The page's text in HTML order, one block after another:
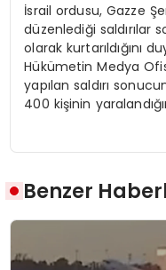
İsrail ordusu, Gazze
düzenlediği saldırılar
olarak kurtarıldığını
Hükümetin Medya
yapılan saldırı
400 kişinin
Benzer